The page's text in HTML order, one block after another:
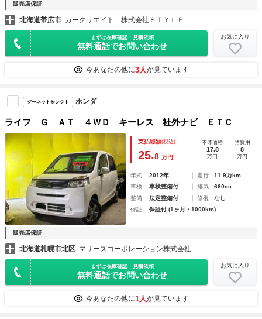
販売店保証
北海道帯広市 カークリエイト 株式会社ＳＴＹＬＥ
まずは在庫確認・見積依頼
無料通話でお問い合わせ
お気に入り
今あなたの他に3人が見ています
グーネットセレクト ホンダ
ライフ Ｇ ＡＴ ４ＷＤ キーレス 社外ナビ ＥＴＣ
支払総額(税込)
25.8 万円
本体価格
17.8
万円
諸費用
8
万円
年式 2012年 走行
11.9万km
車検
車検整備付 排気
660cc
整備
法定整備付 修復
なし
保証
保証付 (1ヶ月・1000km)
販売店保証
北海道札幌市北区 マザーズコーポレーション株式会社
まずは在庫確認・見積依頼
無料通話でお問い合わせ
お気に入り
今あなたの他に1人が見ています